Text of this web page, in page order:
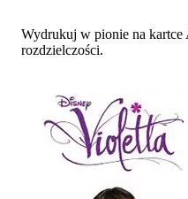
Wydrukuj w pionie na
rozdzielczości.